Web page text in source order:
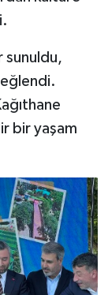
sunuldu,
eğlendi.
bir yaşam